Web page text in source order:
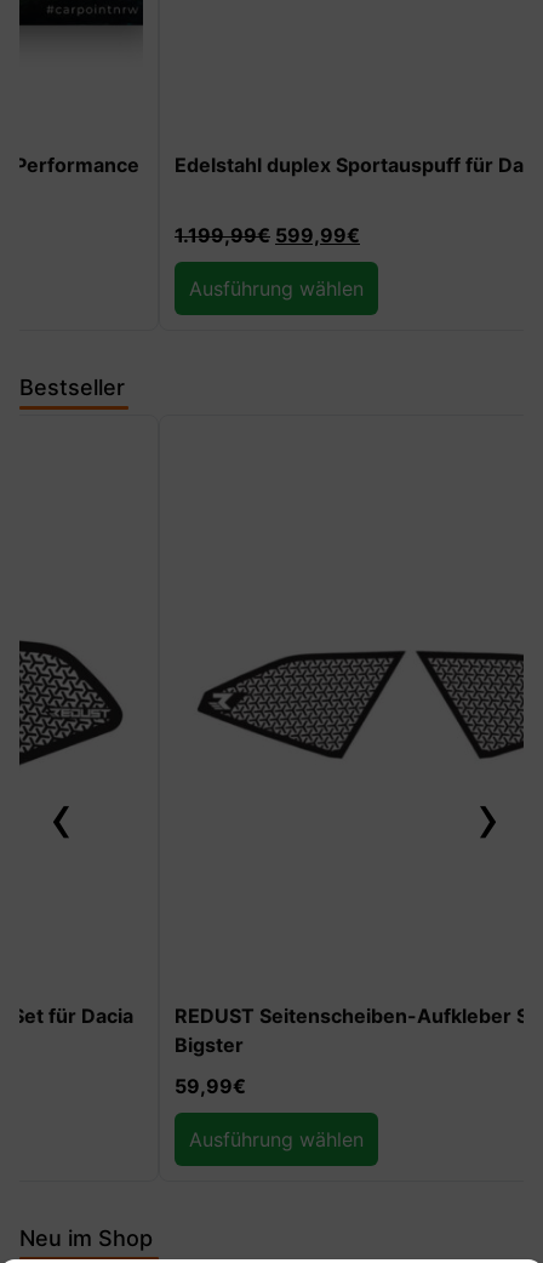
Edelstahl duplex Sportauspuff für Dacia Duster II
599,99€
Ausführung wählen
Bestseller
‹
REDUST Seitenscheiben-Aufkleber Set für Dacia
Ausführung wählen
›
Neu im Shop